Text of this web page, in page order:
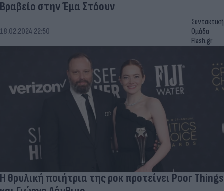
Βραβείο στην Έμα Στόουν
18.02.2024 22:50
Συντακτική
Ομάδα
Flash.gr
Η θρυλική ποιήτρια της ροκ προτείνει Poor Things